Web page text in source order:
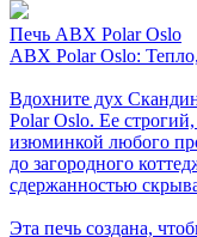
Печь ABX Polar Oslo
ABX Polar Oslo:
Вдохните дух
Polar Oslo. Ее
изюминкой любого
до загородного
сдержанностью
Эта печь создана,